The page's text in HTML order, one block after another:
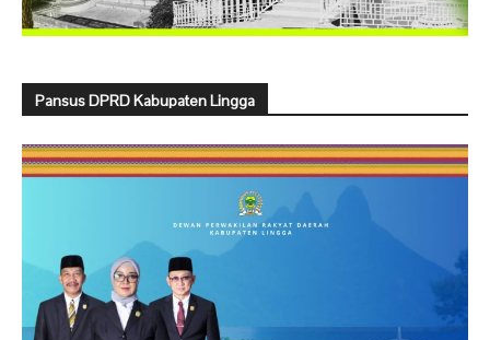
Pansus DPRD Kabupaten Lingga